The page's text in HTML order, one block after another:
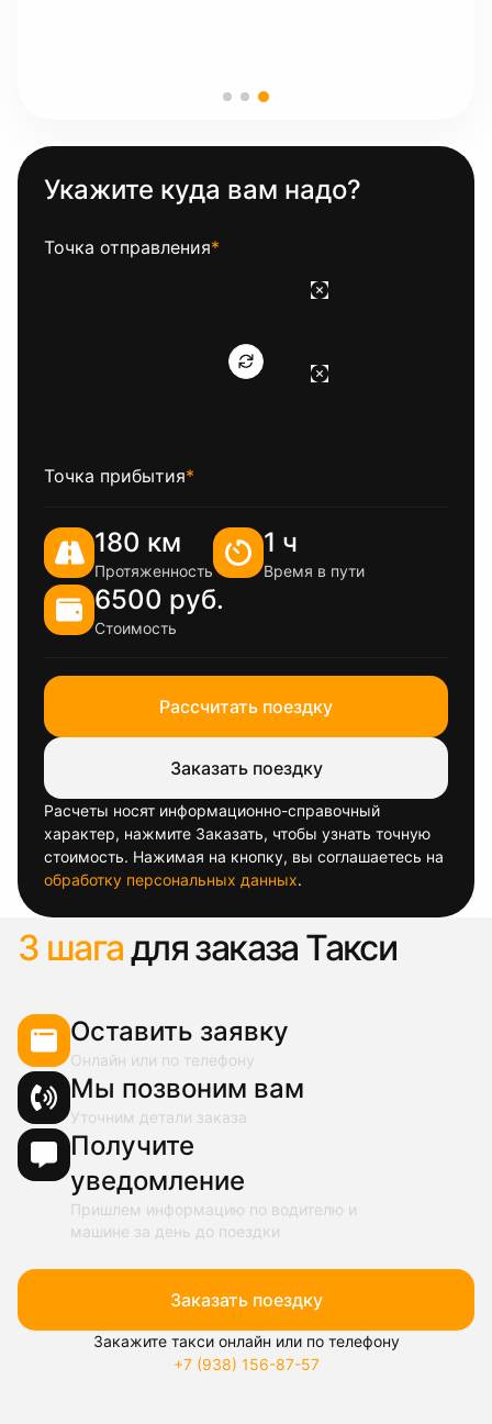
Укажите куда вам надо?
Точка отправления*
Точка прибытия*
180 км
Протяженность
1 ч
Время в пути
6500 руб.
Стоимость
Рассчитать поездку
Заказать поездку
Расчеты носят информационно-справочный
характер, нажмите Заказать, чтобы узнать точную
стоимость. Нажимая на кнопку, вы соглашаетесь на
обработку персональных данных.
3 шагадля заказа Такси
Оставить заявку
Онлайн или по телефону
Мы позвоним вам
Уточним детали заказа
Получите
уведомление
Пришлем информацию по водителю и
машине за день до поездки
Заказать поездку
Закажите такси онлайн или по телефону
+7 (938) 156-87-57